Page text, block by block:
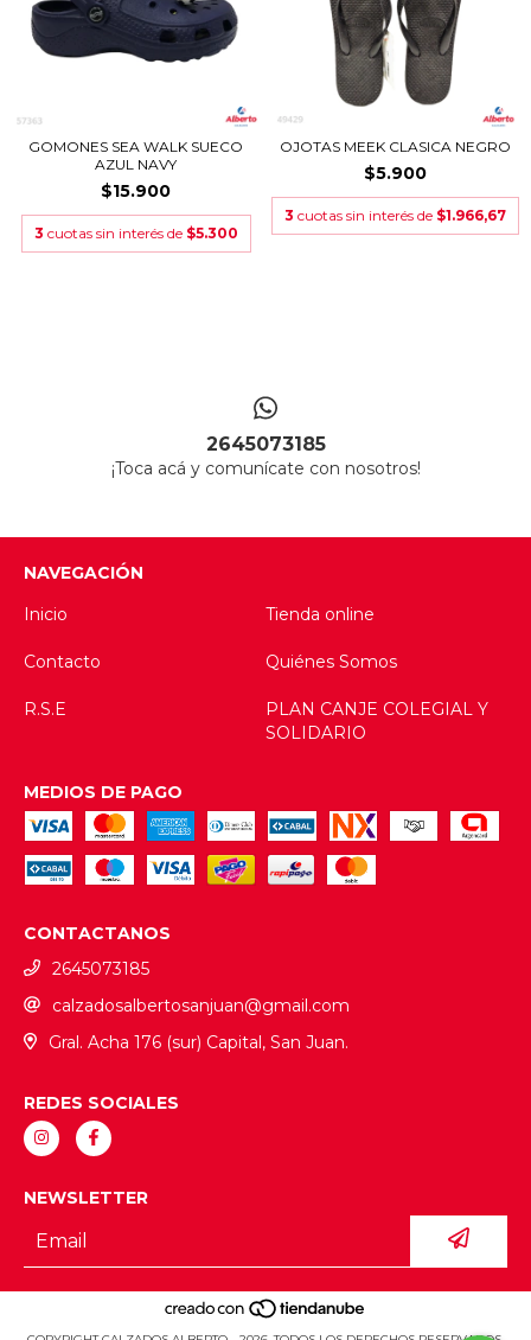
GOMONES SEA WALK SUECO
AZUL NAVY
$15.900
3 cuotas sin interés de $5.300
OJOTAS MEEK CLASICA NEGRO
$5.900
3 cuotas sin interés de $1.966,67
2645073185
¡Toca acá y comunícate con nosotros!
NAVEGACIÓN
Inicio
Tienda online
Contacto Quiénes Somos
R.S.E
PLAN CANJE COLEGIAL Y
SOLIDARIO
MEDIOS DE PAGO
CONTACTANOS
2645073185
calzadosalbertosanjuan@gmail.com
Gral. Acha 176 (sur) Capital, San Juan.
REDES SOCIALES
NEWSLETTER